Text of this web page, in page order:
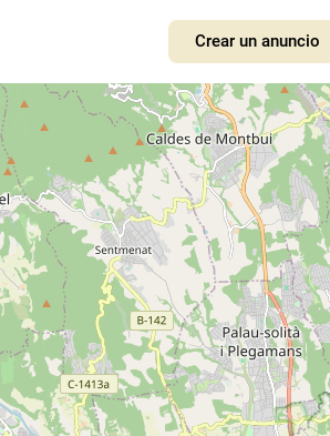
Crear un anuncio